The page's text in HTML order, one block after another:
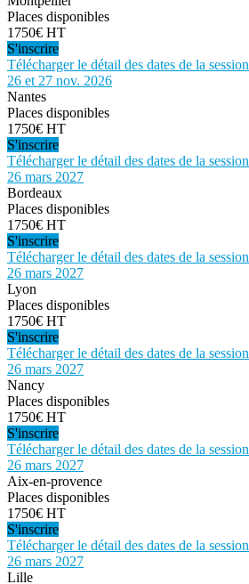
Places disponibles
1750€ HT
S'inscrire
Télécharger le détail des dates de la session
26 et 27 nov. 2026
Nantes
Places disponibles
1750€ HT
S'inscrire
Télécharger le détail des dates de la session
26 mars 2027
Bordeaux
Places disponibles
1750€ HT
S'inscrire
Télécharger le détail des dates de la session
26 mars 2027
Lyon
Places disponibles
1750€ HT
S'inscrire
Télécharger le détail des dates de la session
26 mars 2027
Nancy
Places disponibles
1750€ HT
S'inscrire
Télécharger le détail des dates de la session
26 mars 2027
Aix-en-provence
Places disponibles
1750€ HT
S'inscrire
Télécharger le détail des dates de la session
26 mars 2027
Lille